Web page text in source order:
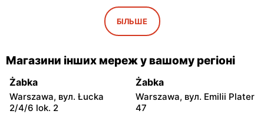
Iwaniska, вул. Ujazdowska
moje sklepy
Bogoria, вул. Rynek 30
moje sklepy
Gorzyce, вул. Szkolna 44
moje sklepy
Grębów, вул. Wydrza 180
moje sklepy
Jadachy, вул. Jadachy 111
moje sklepy
Jeżowe, вул. Zalesie 77
БІЛЬШЕ
Магазини інших мереж у вашому регіоні
Żabka
Warszawa, вул. Łucka
2/4/6 lok. 2
Żabka
Warszawa, вул. Emilii Plater
47